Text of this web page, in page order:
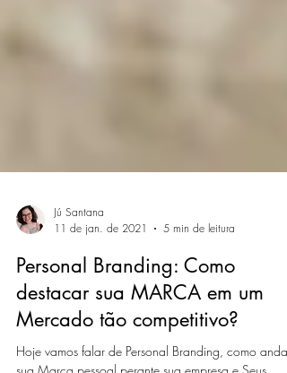
11 de jan. de 2021
5 min de leitura
Personal Branding: Como
destacar sua MARCA em um
Mercado tão competitivo?